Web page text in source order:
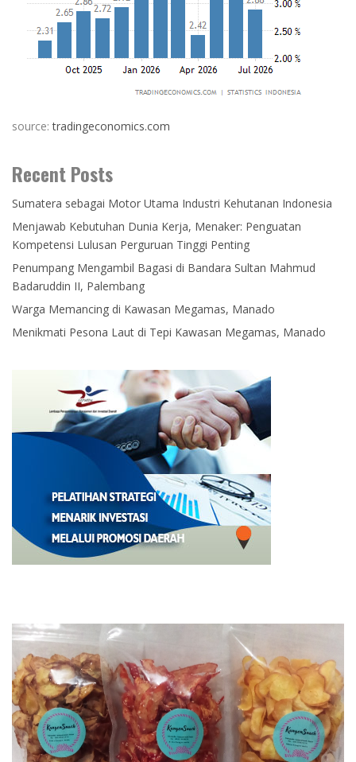
source:tradingeconomics.com
Recent Posts
Sumatera sebagai Motor Utama Industri Kehutanan Indonesia
Menjawab Kebutuhan Dunia Kerja, Menaker: Penguatan
Kompetensi Lulusan Perguruan Tinggi Penting
Penumpang Mengambil Bagasi di Bandara Sultan Mahmud
Badaruddin II, Palembang
Warga Memancing di Kawasan Megamas, Manado
Menikmati Pesona Laut di Tepi Kawasan Megamas, Manado